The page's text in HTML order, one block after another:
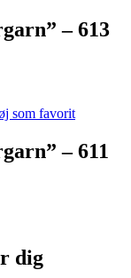
– 613
som favorit
– 611
dig